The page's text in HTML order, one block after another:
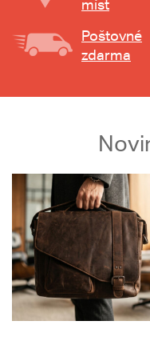
míst
Poštovné
zdarma